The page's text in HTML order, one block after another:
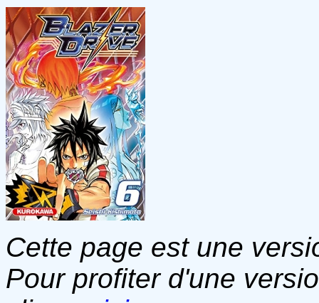
Cette page est une
Pour profiter d'une